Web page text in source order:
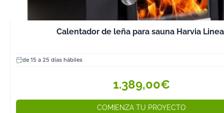
Calentador de leña para sauna Harvia
de 15 a 25 días hábiles
1.389,00€
COMIENZA TU PROYECTO